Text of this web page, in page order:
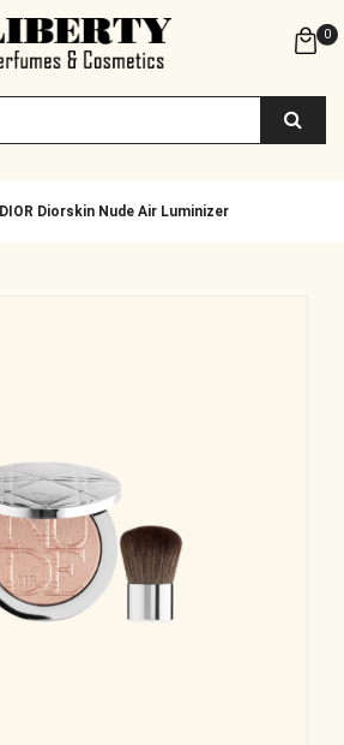
0
DIOR Diorskin Nude Air Luminizer